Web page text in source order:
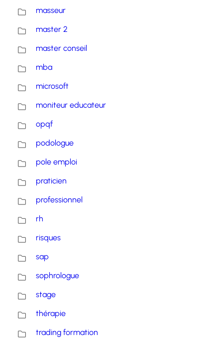
masseur
master 2
master conseil
mba
microsoft
moniteur educateur
opqf
podologue
pole emploi
praticien
professionnel
rh
risques
sap
sophrologue
stage
thérapie
trading formation